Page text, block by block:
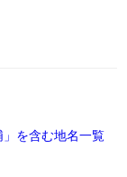
」を含む地名一覧